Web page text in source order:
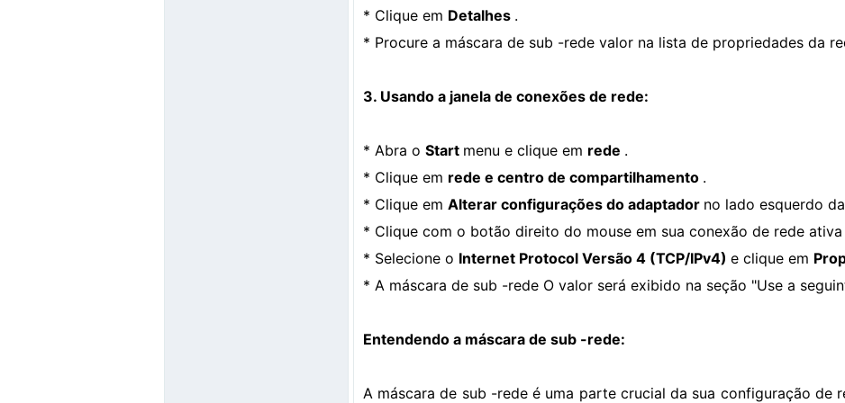
* Clique em Detalhes .
* Procure a máscara de sub -rede valor na lista de propriedades da
3. Usando a janela de conexões de rede:
* Abra o Start menu e clique em rede .
* Clique em rede e centro de compartilhamento .
* Clique em Alterar configurações do adaptador no lado esquerdo
* Clique com o botão direito do mouse em sua conexão de rede ativa
* Selecione o Internet Protocol Versão 4 (TCP/IPv4) e clique em
* A máscara de sub -rede O valor será exibido na seção "Use a
Entendendo a máscara de sub -rede:
A máscara de sub -rede é uma parte crucial da sua configuração de